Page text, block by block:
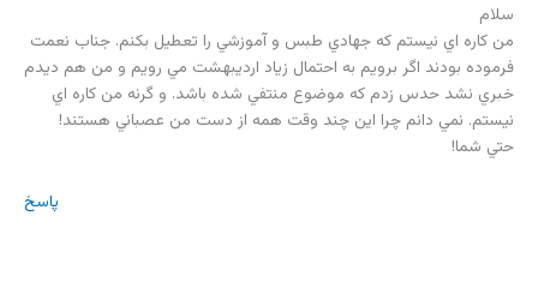
سلام
من كاره اي نيستم كه جهادي طبس و آموزشي را تعطيل بكنم. جناب نعمت
فرموده بودند اگر برويم به احتمال زياد ارديبهشت مي رويم و من هم ديدم
خبري نشد حدس زدم كه موضوع منتفي شده باشد. و گرنه من كاره اي
نيستم. نمي دانم چرا اين چند وقت همه از دست من عصباني هستند!
حتي شما!
پاسخ